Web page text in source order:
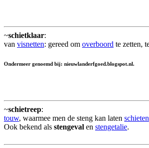
~schietklaar:
van visnetten: gereed om overboord te zetten,
Ondermeer genoemd bij: nieuwlanderfgoed.blogspot.nl.
~schietreep:
touw, waarmee men de steng kan laten schieten
Ook bekend als stengeval en stengetalie.